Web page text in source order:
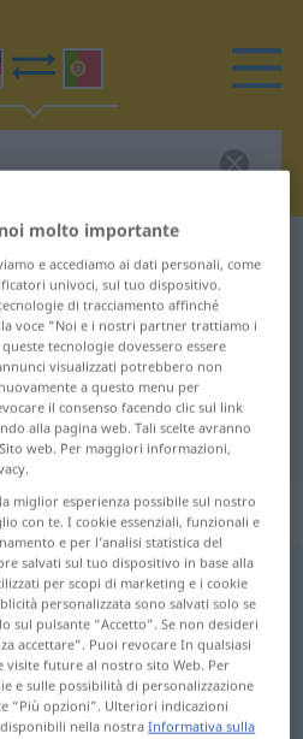
Reisespesen
Portoghese
traduzion
per maggiori dettagli)
molto importante
e accediamo ai dati personali, come
univoci, sul tuo dispositivo.
di tracciamento affinché
voce "Noi e i nostri partner trattiamo i
tecnologie dovessero essere
visualizzati potrebbero non
a questo menu per
il consenso facendo clic sul link
alla pagina web. Tali scelte avranno
web. Per maggiori informazioni,
miglior esperienza possibile sul nostro
con te. I cookie essenziali, funzionali e
e per l’analisi statistica del
salvati sul tuo dispositivo in base alla
per scopi di marketing e i cookie
personalizzata sono salvati solo se
sul pulsante “Accetto”. Se non desideri
accettare”. Puoi revocare In qualsiasi
visite future al nostro sito Web. Per
e sulle possibilità di personalizzazione
“Più opzioni”. Ulteriori indicazioni
disponibili nella nostraInformativa sulla